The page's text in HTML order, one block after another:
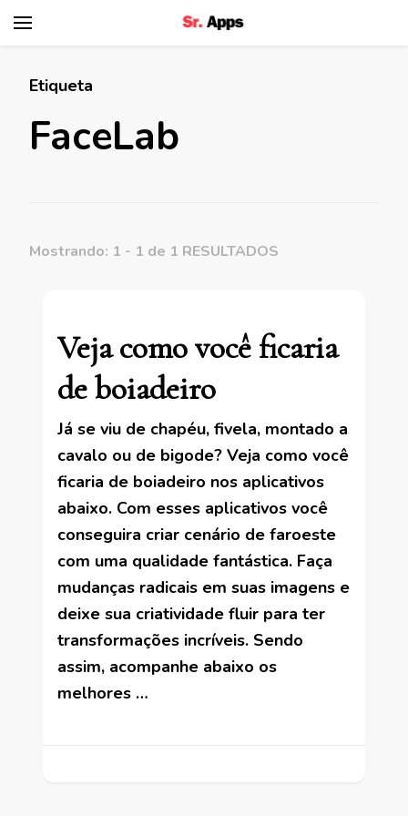
Etiqueta
FaceLab
Mostrando: 1 - 1 de 1 RESULTADOS
Veja como você ficaria
de boiadeiro
Já se viu de chapéu, fivela, montado a
cavalo ou de bigode? Veja como você
ficaria de boiadeiro nos aplicativos
abaixo. Com esses aplicativos você
conseguira criar cenário de faroeste
com uma qualidade fantástica. Faça
mudanças radicais em suas imagens e
deixe sua criatividade fluir para ter
transformações incríveis. Sendo
assim, acompanhe abaixo os
melhores …